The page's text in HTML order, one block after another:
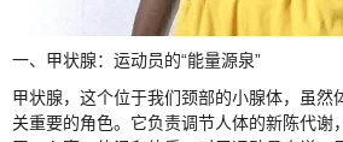
一、甲状腺：运动员的“能量源泉”
甲状腺，这个位于我们颈部的小腺体，虽然
关重要的角色。它负责调节人体的新陈代谢